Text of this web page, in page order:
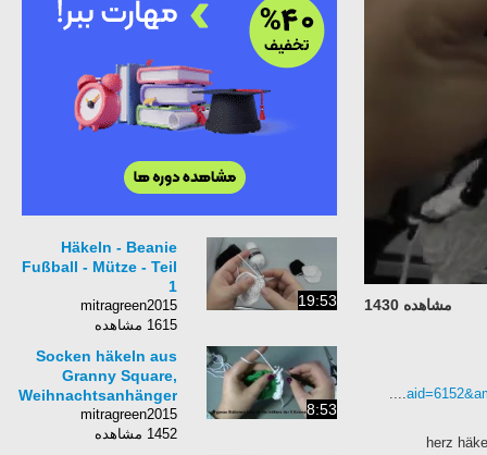
مشاهده 1430
herz
19:53
Häkeln - Beanie
Fußball - Mütze - Teil
1
mitragreen2015
1615 مشاهده
8:53
Socken häkeln aus
Granny Square,
Weihnachtsanhänger
mitragreen2015
1452 مشاهده